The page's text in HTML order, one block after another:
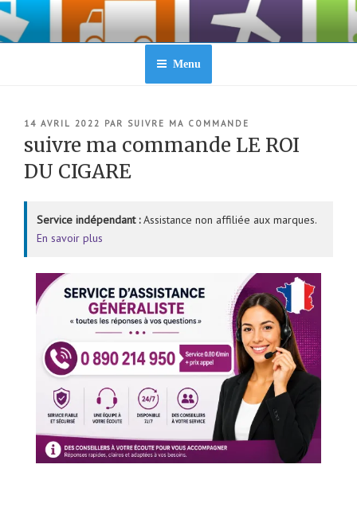
Aller
contenu
Menu
PUBLIÉ
14 AVRIL 2022 PAR SUIVRE MA COMMANDE
suivre ma commande LE ROI
DU CIGARE
Service indépendant :Assistance non affiliée aux marques.
En savoir plus